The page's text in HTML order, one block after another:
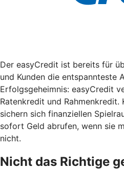
Der easyCredit ist bereits für
und Kunden die entspannteste
Erfolgsgeheimnis: easyCredit
Ratenkredit und Rahmenkredit.
sichern sich finanziellen
sofort Geld abrufen, wenn sie
nicht.
Nicht das Richtige